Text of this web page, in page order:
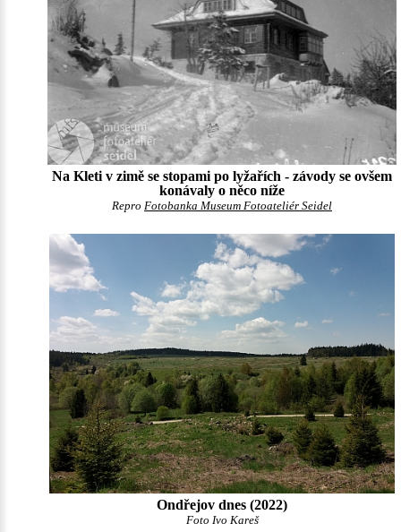
Na Kleti v zimě se stopami po lyžařích - závody se ovšem
konávaly o něco níže
Repro Fotobanka Museum Fotoateliér Seidel
Ondřejov dnes (2022)
Foto Ivo Kareš